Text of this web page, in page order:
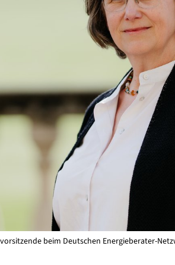
beim Deutschen Energieberater-